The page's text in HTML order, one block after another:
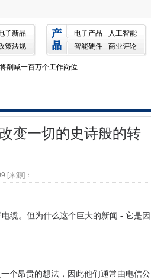
子新品
策法规
电子产品
人工智能
智能硬件
商业评论
变
削减一百万个工作岗位
变一切的史诗般的转
[来源]：
缆。但为什么这个巨大的新闻 - 它是因
个昂贵的想法，因此他们通常由电信公